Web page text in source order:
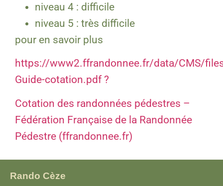
niveau 4 : difficile
niveau 5 : très difficile
pour en savoir plus
https://www2.ffrandonnee.fr/data/CMS/
Guide-cotation.pdf ?
Cotation des randonnées pédestres –
Fédération Française de la Randonnée
Pédestre (ffrandonnee.fr)
Rando Cèze